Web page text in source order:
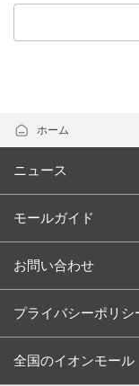
ホーム
ニュース
モールガイド
お問い合わせ
プライバシーポリシ
全国のイオンモール